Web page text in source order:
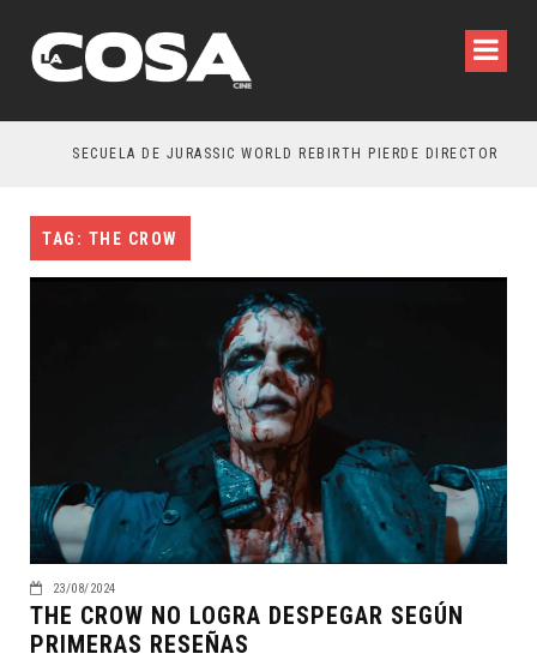
SECUELA DE JURASSIC WORLD REBIRTH PIERDE DIRECTOR
TAG: THE CROW
23/08/2024
THE CROW NO LOGRA DESPEGAR SEGÚN
PRIMERAS RESEÑAS